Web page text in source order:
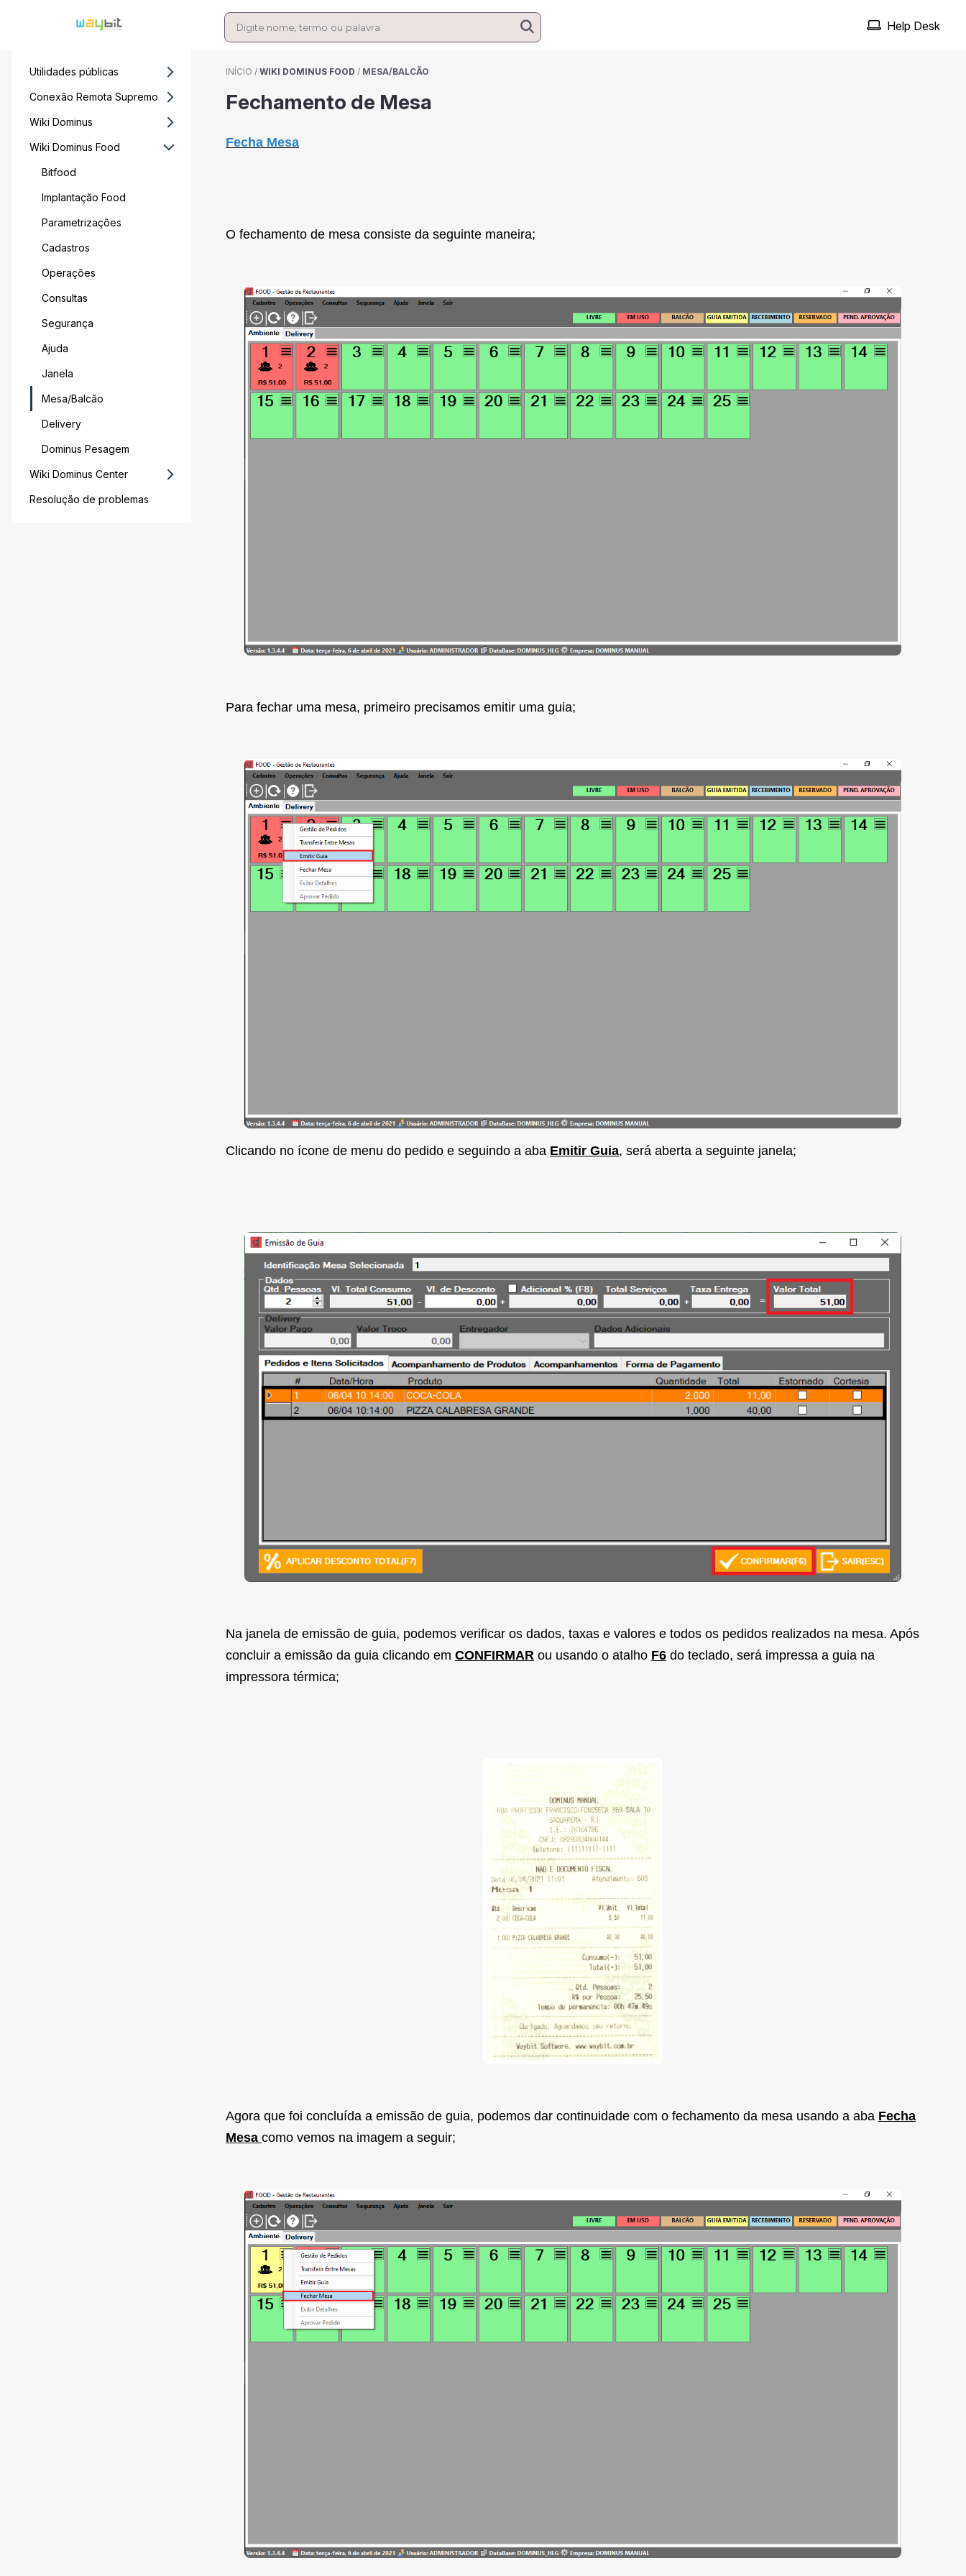
Help Desk
Utilidades públicas
Conexão Remota Supremo
Wiki Dominus
Wiki Dominus Food
Bitfood
Implantação Food
Parametrizações
Cadastros
Operações
Consultas
Segurança
Ajuda
Janela
Mesa/Balcão
Delivery
Dominus Pesagem
Wiki Dominus Center
Resolução de problemas
INÍCIO / WIKI DOMINUS FOOD / MESA/BALCÃO
Fechamento de Mesa
Fecha Mesa
O fechamento de mesa consiste da seguinte maneira;
Para fechar uma mesa, primeiro precisamos emitir uma guia;
Clicando no ícone de menu do pedido e seguindo a aba Emitir Guia, será aberta a seguinte janela;
Na janela de emissão de guia, podemos verificar os dados, taxas e valores e todos os pedidos realizados na mesa. Após
concluir a emissão da guia clicando em CONFIRMAR ou usando o atalho F6 do teclado, será impressa a guia na
impressora térmica;
Agora que foi concluída a emissão de guia, podemos dar continuidade com o fechamento da mesa usando a aba Fecha
Mesa como vemos na imagem a seguir;